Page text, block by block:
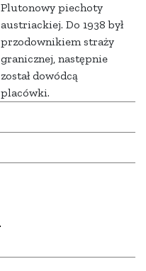
Plutonowy piechoty
austriackiej. Do 1938 był
przodownikiem straży
granicznej, następnie
został dowódcą
placówki.